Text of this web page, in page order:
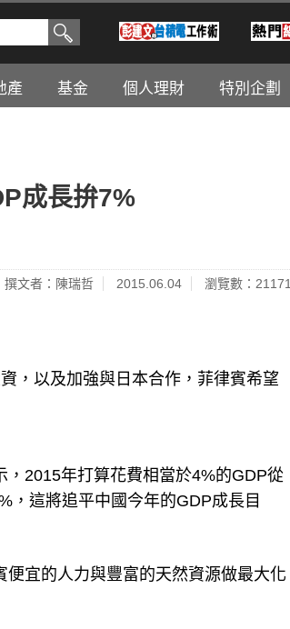
產 基金 個人理財 特別企劃
成長拚7%
撰文者：陳瑞哲 2015.06.04 瀏覽數：21171
，以及加強與日本合作，菲律賓希望
，2015年打算花費相當於4%的GDP從
，這將追平中國今年的GDP成長目
宜的人力與豐富的天然資源做最大化